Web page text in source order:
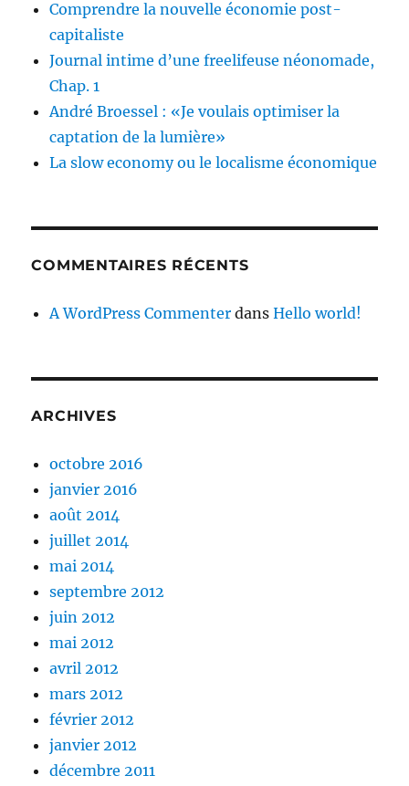
Comprendre la nouvelle économie post-
capitaliste
Journal intime d’une freelifeuse néonomade,
Chap. 1
André Broessel : «Je voulais optimiser la
captation de la lumière»
La slow economy ou le localisme économique
COMMENTAIRES RÉCENTS
A WordPress Commenter dansHello world!
ARCHIVES
octobre 2016
janvier 2016
août 2014
juillet 2014
mai 2014
septembre 2012
juin 2012
mai 2012
avril 2012
mars 2012
février 2012
janvier 2012
décembre 2011